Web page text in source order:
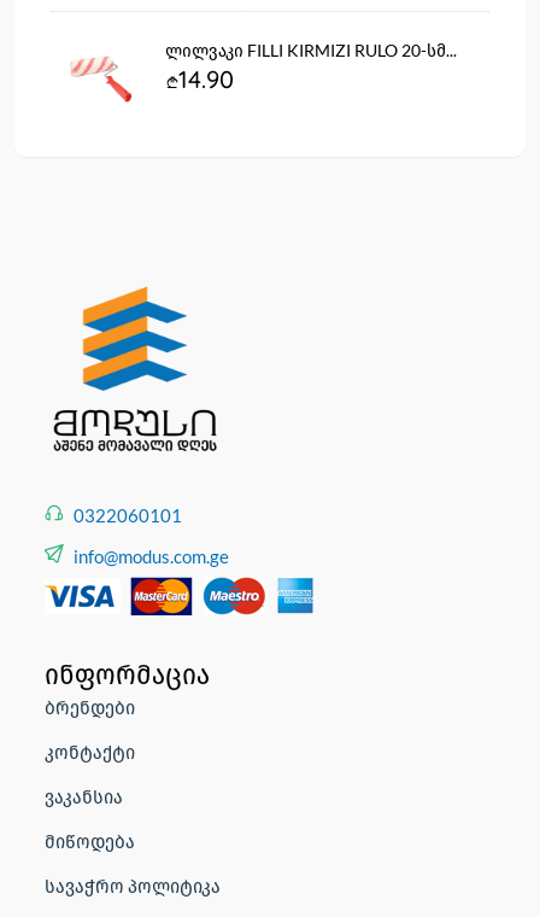
ლილვაკი FILLI KIRMIZI RULO 20-სმ...
14.90
0322060101
info@modus.com.ge
ინფორმაცია
ბრენდები
კონტაქტი
ვაკანსია
მიწოდება
სავაჭრო პოლიტიკა